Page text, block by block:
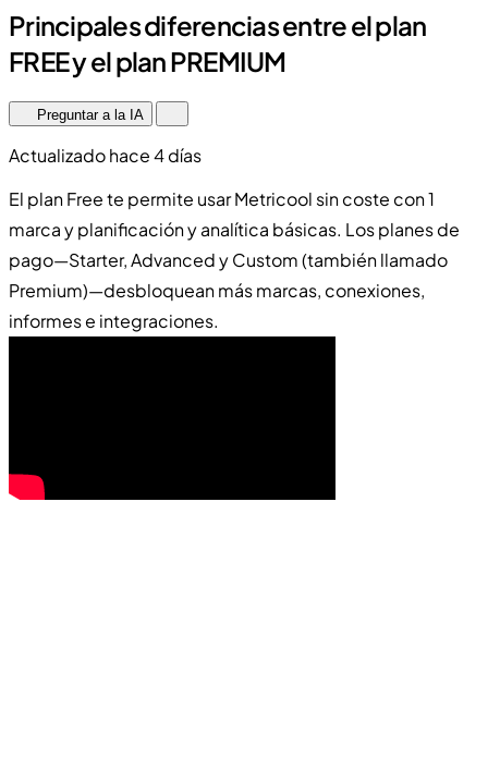
Principales diferencias entre el plan
FREE y el plan PREMIUM
Preguntar a la IA
Actualizado hace 4 días
El plan Free te permite usar Metricool sin coste con 1
marca y planificación y analítica básicas. Los planes de
pago—Starter, Advanced y Custom (también llamado
Premium)—desbloquean más marcas, conexiones,
informes e integraciones.